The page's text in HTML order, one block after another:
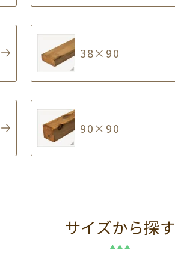
38×90
90×90
サイズから探す